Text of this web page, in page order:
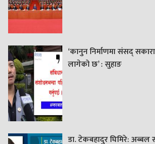
‘कानुन निर्माणमा संसद्
लागेको छ’ : सुहाङ
डा. टेकबहादुर घिमिरे: